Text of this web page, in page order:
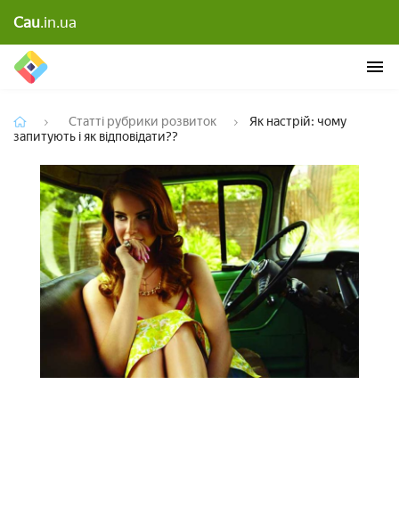
Cau.in.uaЯк настрій: чому запитують і як відповідати??
Статті рубрики розвиток
Як настрій: чому
запитують і як відповідати??